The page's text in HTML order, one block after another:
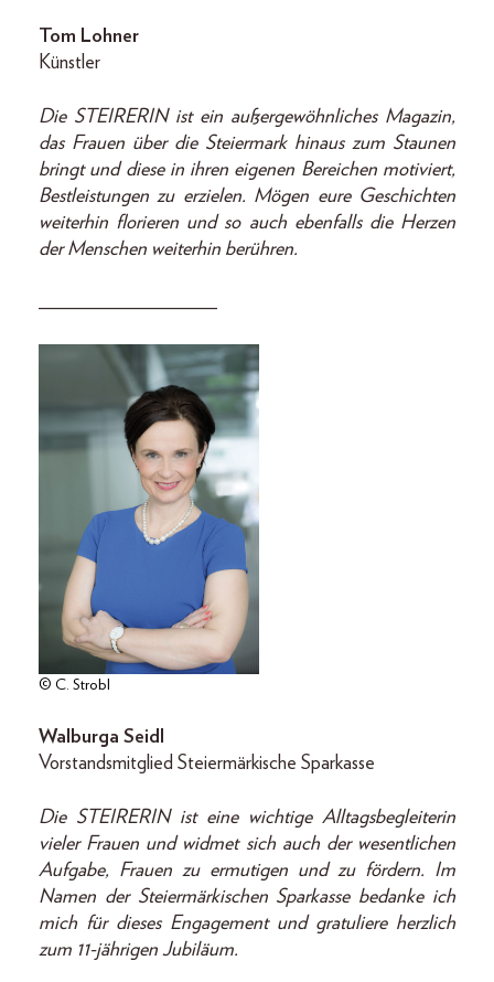
Tom Lohner
Künstler
Die STEIRERIN ist ein außergewöhnliches Magazin,
das Frauen über die Steiermark hinaus zum Staunen
bringt und diese in ihren eigenen Bereichen motiviert,
Bestleistungen zu erzielen. Mögen eure Geschichten
weiterhin florieren und so auch ebenfalls die Herzen
der Menschen weiterhin berühren.
__________________
© C. Strobl
Walburga Seidl
Vorstandsmitglied Steiermärkische Sparkasse
Die STEIRERIN ist eine wichtige Alltagsbegleiterin
vieler Frauen und widmet sich auch der wesentlichen
Aufgabe, Frauen zu ermutigen und zu fördern. Im
Namen der Steiermärkischen Sparkasse bedanke ich
mich für dieses Engagement und gratuliere herzlich
zum 11-jährigen Jubiläum.